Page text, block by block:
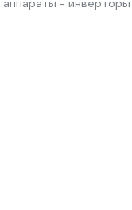
- инверторы